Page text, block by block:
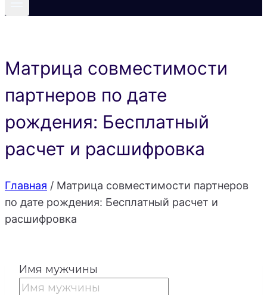
Матрица совместимости
партнеров по дате
рождения: Бесплатный
расчет и расшифровка
Главная / Матрица совместимости партнеров
по дате рождения: Бесплатный расчет и
расшифровка
Имя мужчины